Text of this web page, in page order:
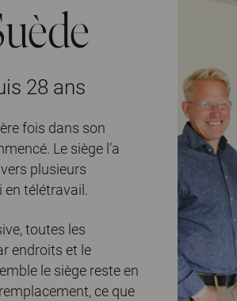
28 ans
fois dans son
Le siège l’a
plusieurs
en télétravail.
toutes les
endroits et le
le siège reste en
ce que